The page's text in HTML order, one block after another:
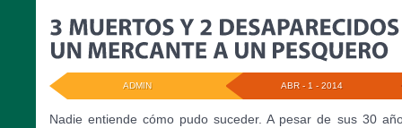
ABR - 1 - 2014
ADMIN
Nadie entiende cómo pudo suceder. A pesar de sus 30